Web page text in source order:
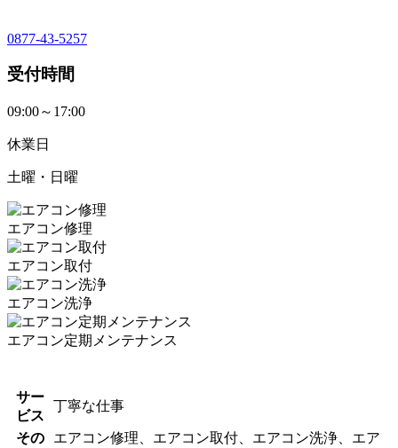
0877-43-5257
受付時間
09:00～17:00
休業日
土曜・日曜
エアコン修理
エアコン取付
エアコン洗浄
エアコン定期メンテナンス
サー
ビス
丁寧な仕事
その
エアコン修理、エアコン取付、エアコン洗浄、エア